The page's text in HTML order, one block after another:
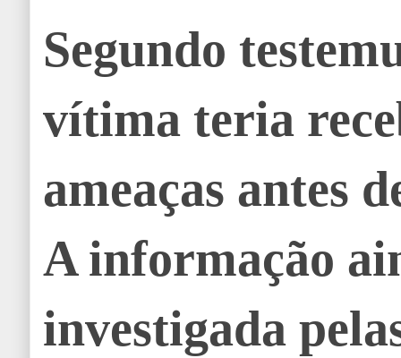
Segundo
vítima teria
ameaças antes
A informação
investigada